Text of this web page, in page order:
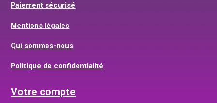
Paiement sécurisé
Mentions légales
Qui sommes-nous
Politique de confidentialité
Votre compte